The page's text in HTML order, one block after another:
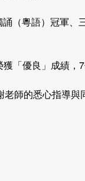
（粵語）冠軍
「優良」成績，
師的悉心指導